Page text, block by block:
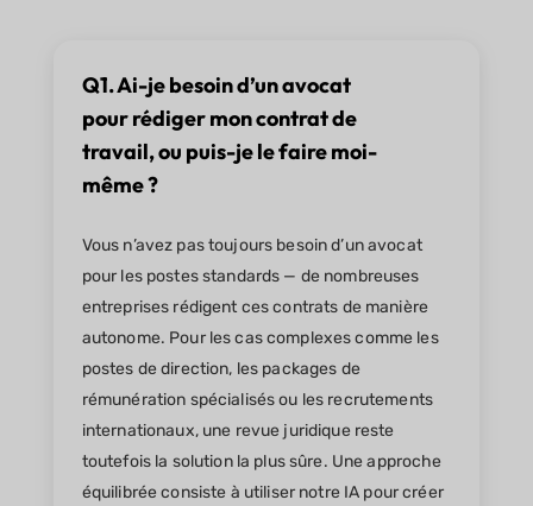
Q1. Ai-je besoin d’un avocat
pour rédiger mon contrat de
travail, ou puis-je le faire moi-
même ?
Vous n’avez pas toujours besoin d’un avocat
pour les postes standards — de nombreuses
entreprises rédigent ces contrats de manière
autonome. Pour les cas complexes comme les
postes de direction, les packages de
rémunération spécialisés ou les recrutements
internationaux, une revue juridique reste
toutefois la solution la plus sûre. Une approche
équilibrée consiste à utiliser notre IA pour créer